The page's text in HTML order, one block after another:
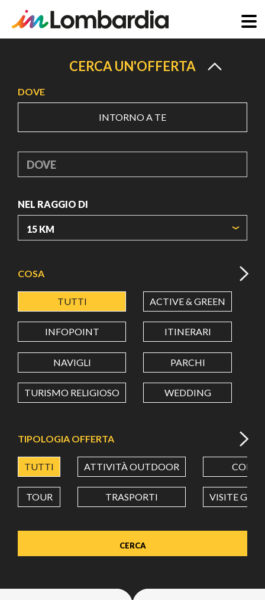
principale
CERCA UN'OFFERTA
DOVE
INTORNO A TE
DOVE
NEL RAGGIO DI
LATITUDINE
LONGITUDINE
Value in decimal degrees. Use dot (.) as decimal separator.
COSA
TUTTI ACTIVE & GREEN
INFOPOINT ITINERARI
NAVIGLI PARCHI
TURISMO RELIGIOSO WEDDING
TIPOLOGIA OFFERTA
TUTTI ATTIVITÀ OUTDOOR CORSI
TOUR TRASPORTI VISITE